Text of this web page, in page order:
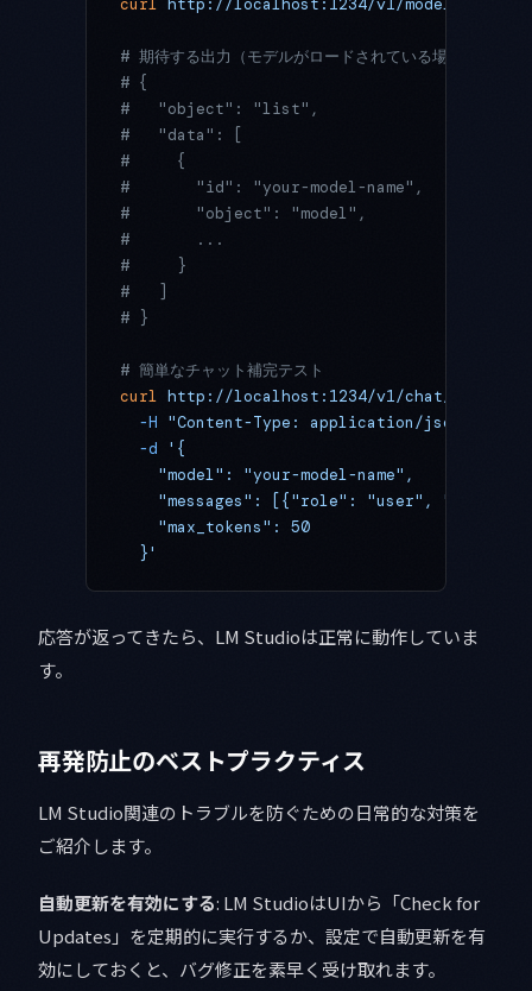
curl http://localhost:1234/v1/models
# 期待する出力（モデルがロードされている場合）:
# {
#   "object": "list",
#   "data": [
#     {
#       "id": "your-model-name",
#       "object": "model",
#       ...
#     }
#   ]
# }
# 簡単なチャット補完テスト
curl http://localhost:1234/v1/chat/
  -H
"Content-Type: application/json"
  -d
'{
    "model": "your-model-name",
"messages": [{"role": "user",
    "max_tokens": 50
  }'
応答が返ってきたら、LM Studioは正常に動作していま
す。
再発防止のベストプラクティス
LM Studio関連のトラブルを防ぐための日常的な対策を
ご紹介します。
自動更新を有効にする: LM StudioはUIから「Check for
Updates」を定期的に実行するか、設定で自動更新を有
効にしておくと、バグ修正を素早く受け取れます。